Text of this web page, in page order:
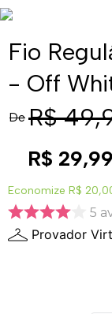
Fio
- Off
De R$ 49,
R$ 29,99
Economize R$
5
Provador
everyday
3 º renda
4º tecno